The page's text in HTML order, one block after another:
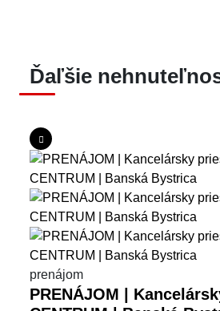
Ďaľšie
prenájom
PRENÁJOM |